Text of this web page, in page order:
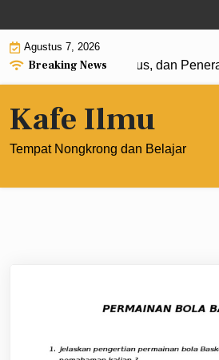
to
contentAgustus 7, 2026
Breaking News
Pengertian, Rumus, dan
Kafe Ilmu
Tempat Nongkrong dan Belajar